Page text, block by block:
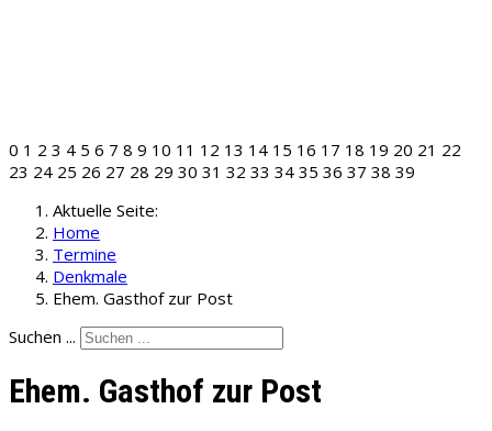
0 1 2 3 4 5 6 7 8 9 10 11 12 13 14 15 16 17 18 19 20 21 22
23 24 25 26 27 28 29 30 31 32 33 34 35 36 37 38 39
Aktuelle Seite:
Home
Termine
Denkmale
Ehem. Gasthof zur Post
Suchen ...
Ehem. Gasthof zur Post